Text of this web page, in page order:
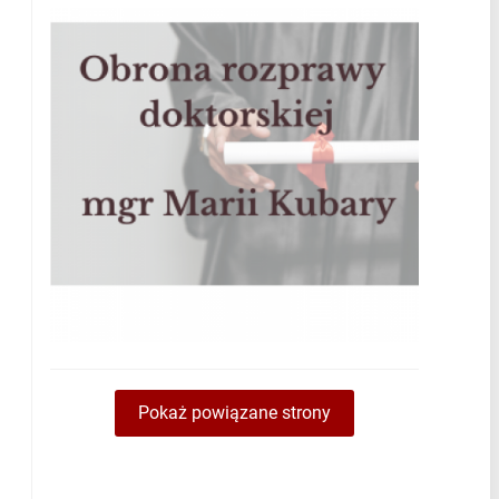
Pokaż powiązane strony